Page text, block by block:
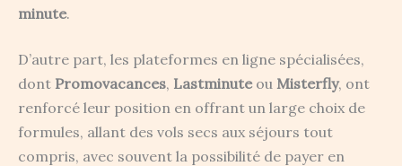
minute.
D’autre part, les plateformes en ligne spécialisées,
dont Promovacances, Lastminuteou Misterfly, ont
renforcé leur position en offrant un large choix de
formules, allant des vols secs aux séjours tout
compris, avec souvent la possibilité de payer en